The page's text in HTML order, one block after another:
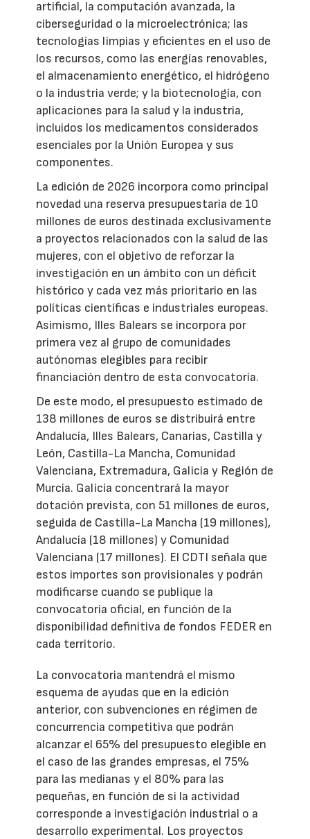
artificial, la computación avanzada, la
ciberseguridad o la microelectrónica; las
tecnologías limpias y eficientes en el uso de
los recursos, como las energías renovables,
el almacenamiento energético, el hidrógeno
o la industria verde; y la biotecnología, con
aplicaciones para la salud y la industria,
incluidos los medicamentos considerados
esenciales por la Unión Europea y sus
componentes.
La edición de 2026 incorpora como principal
novedad una reserva presupuestaria de 10
millones de euros destinada exclusivamente
a proyectos relacionados con la salud de las
mujeres, con el objetivo de reforzar la
investigación en un ámbito con un déficit
histórico y cada vez más prioritario en las
políticas científicas e industriales europeas.
Asimismo, Illes Balears se incorpora por
primera vez al grupo de comunidades
autónomas elegibles para recibir
financiación dentro de esta convocatoria.
De este modo, el presupuesto estimado de
138 millones de euros se distribuirá entre
Andalucía, Illes Balears, Canarias, Castilla y
León, Castilla-La Mancha, Comunidad
Valenciana, Extremadura, Galicia y Región de
Murcia. Galicia concentrará la mayor
dotación prevista, con 51 millones de euros,
seguida de Castilla-La Mancha (19 millones),
Andalucía (18 millones) y Comunidad
Valenciana (17 millones). El CDTI señala que
estos importes son provisionales y podrán
modificarse cuando se publique la
convocatoria oficial, en función de la
disponibilidad definitiva de fondos FEDER en
cada territorio.
La convocatoria mantendrá el mismo
esquema de ayudas que en la edición
anterior, con subvenciones en régimen de
concurrencia competitiva que podrán
alcanzar el 65% del presupuesto elegible en
el caso de las grandes empresas, el 75%
para las medianas y el 80% para las
pequeñas, en función de si la actividad
corresponde a investigación industrial o a
desarrollo experimental. Los proyectos